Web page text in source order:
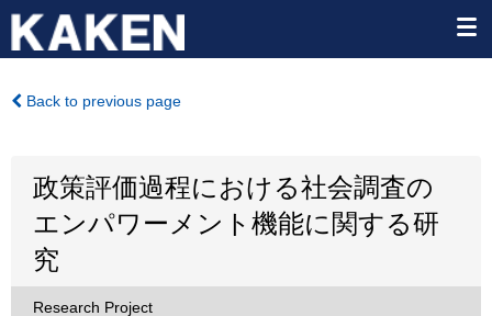
Back to previous page
政策評価過程における社会調査の
エンパワーメント機能に関する研
究
Research Project